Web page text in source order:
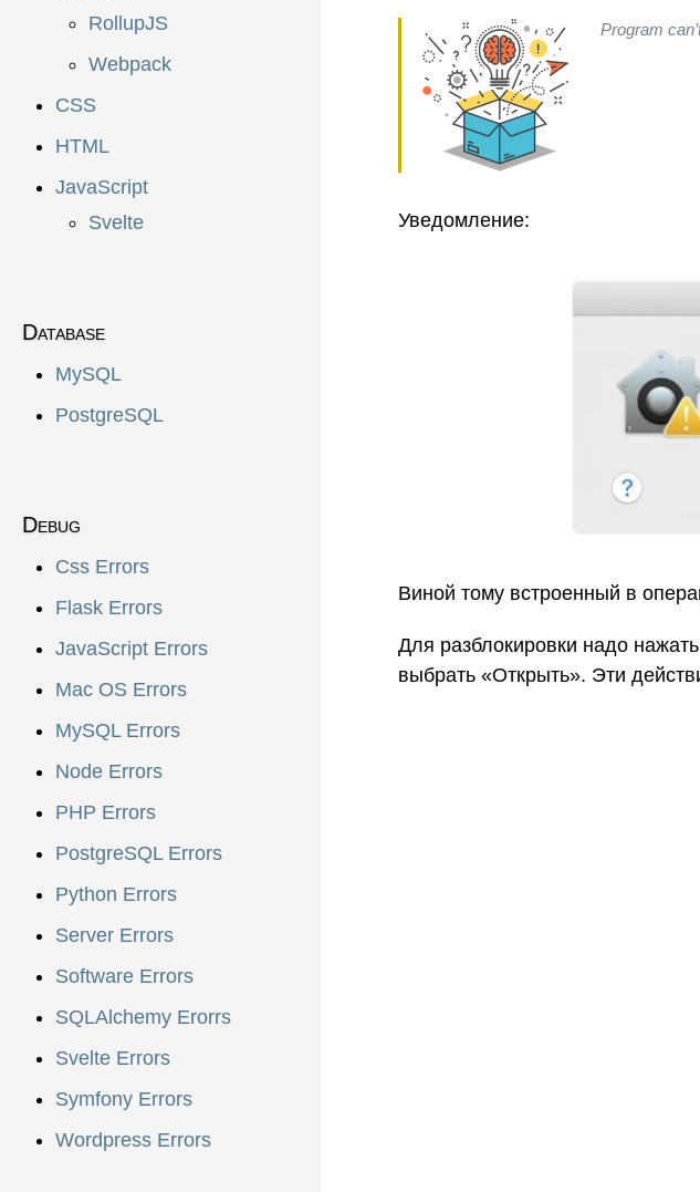
RollupJS
Webpack
CSS
HTML
JavaScript
Svelte
Database
MySQL
PostgreSQL
Debug
Css Errors
Flask Errors
JavaScript Errors
Mac OS Errors
MySQL Errors
Node Errors
PHP Errors
PostgreSQL Errors
Python Errors
Server Errors
Software Errors
SQLAlchemy Erorrs
Svelte Errors
Symfony Errors
Wordpress Errors
Program
Уведомление:
Виной тому встроенный в
Для разблокировки надо
выбрать «Открыть». Эти